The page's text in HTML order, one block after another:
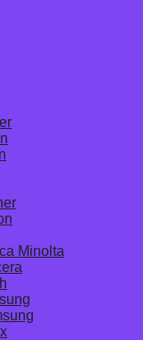
Minolta